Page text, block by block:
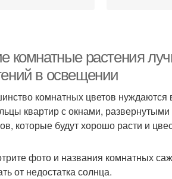
для южных
окон
Растения
комнатные растения
в освещении
комнатных цветов
квартир с окнами,
которые будут хорошо расти и
фото и названия комнатных
от недостатка солнца.